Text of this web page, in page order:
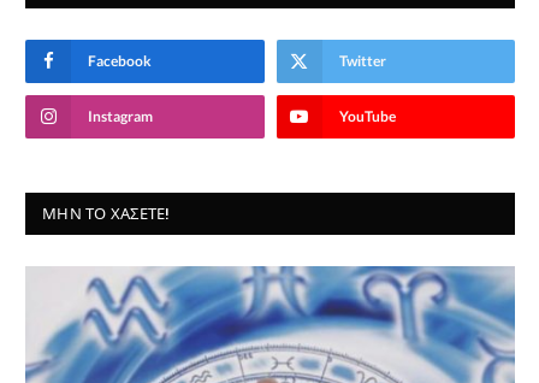
Facebook Twitter
Instagram YouTube
ΜΗΝ ΤΟ ΧΆΣΕΤΕ!